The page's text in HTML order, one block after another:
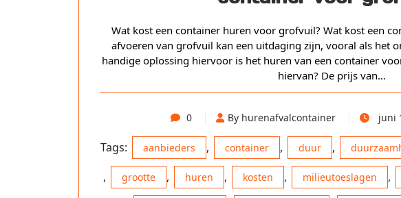
Wat kost een container huren voor grofvuil? Wat kost een
afvoeren van grofvuil kan een uitdaging zijn, vooral als het
handige oplossing hiervoor is het huren van een container
hiervan? De prijs van…
0 By hurenafvalcontainer juni
Tags: aanbieders , container , duur ,
, grootte , huren , kosten , milieutoeslagen ,